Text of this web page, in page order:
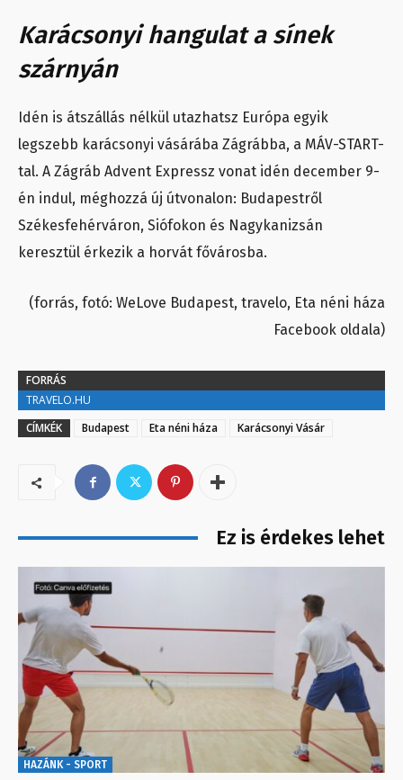
Karácsonyi hangulat a sínek
szárnyán
Idén is átszállás nélkül utazhatsz Európa egyik
legszebb karácsonyi vásárába Zágrábba, a MÁV-START-
tal. A Zágráb Advent Expressz vonat idén december 9-
én indul, méghozzá új útvonalon: Budapestről
Székesfehérváron, Siófokon és Nagykanizsán
keresztül érkezik a horvát fővárosba.
(forrás, fotó: WeLove Budapest, travelo, Eta néni háza
Facebook oldala)
FORRÁS
TRAVELO.HU
CÍMKÉK
Budapest Eta néni háza Karácsonyi Vásár
Ez is érdekes lehet
HAZÁNK - SPORT